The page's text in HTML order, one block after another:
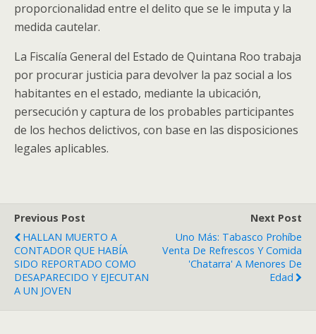
proporcionalidad entre el delito que se le imputa y la
medida cautelar.
La Fiscalía General del Estado de Quintana Roo trabaja
por procurar justicia para devolver la paz social a los
habitantes en el estado, mediante la ubicación,
persecución y captura de los probables participantes
de los hechos delictivos, con base en las disposiciones
legales aplicables.
Previous Post
HALLAN MUERTO A
CONTADOR QUE HABÍA
SIDO REPORTADO COMO
DESAPARECIDO Y EJECUTAN
A UN JOVEN
Next Post
Uno Más: Tabasco Prohíbe
Venta De Refrescos Y Comida
'chatarra' A Menores De
Edad